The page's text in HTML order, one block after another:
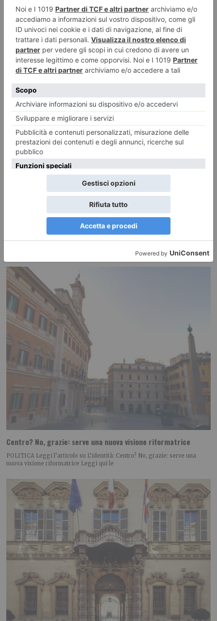
La Cisl vince. Basta conflitti
LO SCENARIO POLITICO di Giorgio Merlo Il ruolo del sindacato,
storicamente, passa attraverso la contrattazione, il
“Se si capissero le grandi ricadute della TAV, le cose
Centro? No, grazie: serve una nuova visione riformatrice
POLITICA Leggi l’articolo su L’identità: Centro? No, grazie: serve una
nuova visione riformatrice Leggi qui le